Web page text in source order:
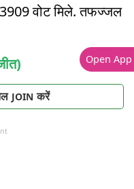
वोट मिले. तफज्जल
JOIN करें
Open App